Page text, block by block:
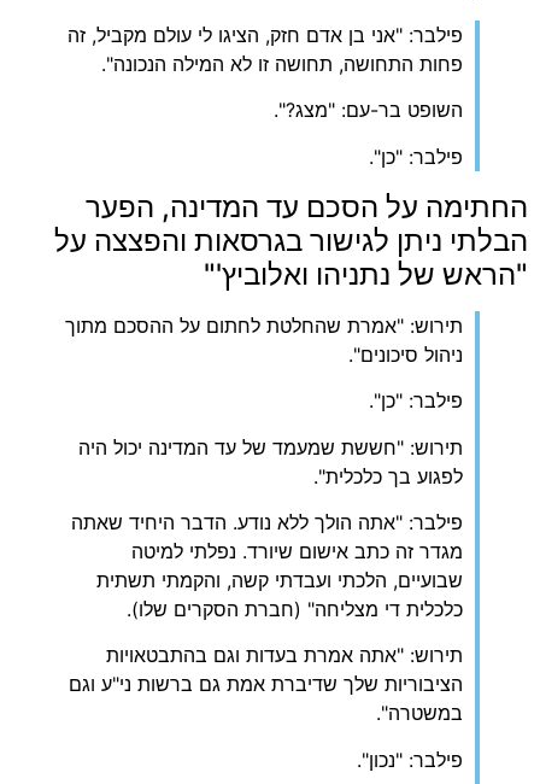
פילבר: "אני בן אדם חזק, הציגו לי עולם מקביל, זה
פחות התחושה, תחושה זו לא המילה הנכונה".
השופט בר-עם: "מצג?".
פילבר: "כן".
החתימה על הסכם עד המדינה, הפער
הבלתי ניתן לגישור בגרסאות והפצצה על
"הראש של נתניהו ואלוביץ'"
תירוש: "אמרת שהחלטת לחתום על ההסכם מתוך
ניהול סיכונים".
פילבר: "כן".
תירוש: "חששת שמעמד של עד המדינה יכול היה
לפגוע בך כלכלית".
פילבר: "אתה הולך ללא נודע. הדבר היחיד שאתה
מגדר זה כתב אישום שיורד. נפלתי למיטה
שבועיים, הלכתי ועבדתי קשה, והקמתי תשתית
כלכלית די מצליחה" (חברת הסקרים שלו).
תירוש: "אתה אמרת בעדות וגם בהתבטאויות
הציבוריות שלך שדיברת אמת גם ברשות ני"ע וגם
במשטרה".
פילבר: "נכון".